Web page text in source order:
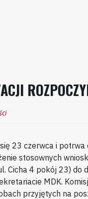
23 czerwca i potrwa
stosownych
Cicha 4 pokój 23) do
MDK.
przyjętych na